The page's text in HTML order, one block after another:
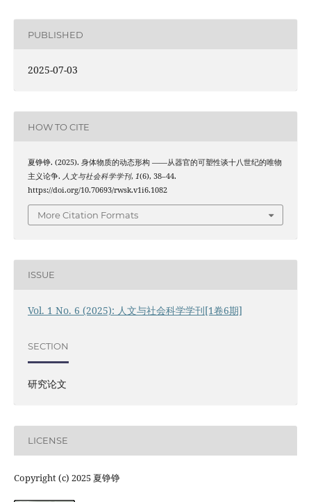
PUBLISHED
2025-07-03
HOW TO CITE
夏铮铮. (2025). 身体物质的动态形构 ——从器官的可塑性谈十八世纪的唯物
主义论争. 人文与社会科学学刊, 1(6), 38–44.
https://doi.org/10.70693/rwsk.v1i6.1082
More Citation Formats
ISSUE
Vol. 1 No. 6 (2025): 人文与社会科学学刊[1卷6期]
SECTION
研究论文
LICENSE
Copyright (c) 2025 夏铮铮